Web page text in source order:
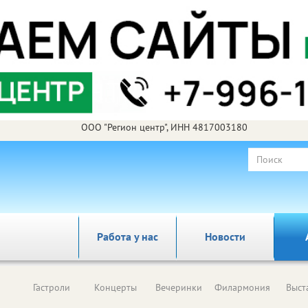
ООО "Регион центр", ИНН 4817003180
Работа у нас Новости
Гастроли Концерты Вечеринки Филармония